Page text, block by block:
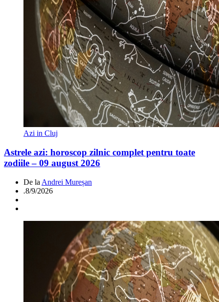
Azi in Cluj
Astrele azi: horoscop zilnic complet pentru toate
zodiile – 09 august 2026
De la Andrei Mureșan
.8/9/2026